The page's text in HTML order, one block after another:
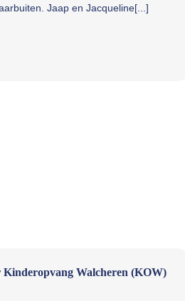
Jaap en Jacqueline[...]
Walcheren (KOW)